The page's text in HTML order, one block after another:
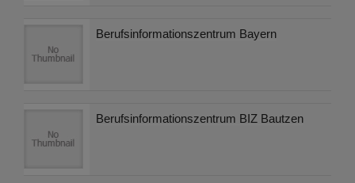
Berufsinformationszentrum Bayern
Berufsinformationszentrum BIZ Bautzen